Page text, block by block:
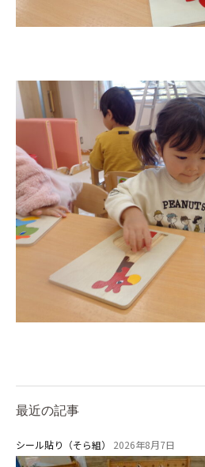
最近の記事
シール貼り（そら組） 2026年8月7日